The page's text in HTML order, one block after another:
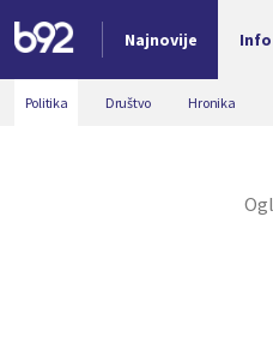
Najnovije Info
Nova vest
Politika Društvo Hronika